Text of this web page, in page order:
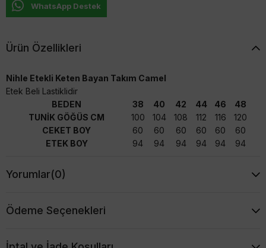
WhatsApp Destek
Ürün Özellikleri
Nihle Etekli Keten Bayan Takım Camel
Etek Beli Lastiklidir
BEDEN
38 40 42 44 46
48
TUNİK GÖĞÜS CM
100 104 108 112 116
120
CEKET BOY
60 60 60 60 60
60
ETEK BOY
94 94 94 94 94 94
Yorumlar(0)
Ödeme Seçenekleri